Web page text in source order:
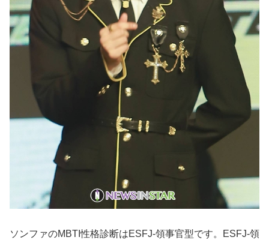
ソンファのMBTI性格診断はESFJ-領事官型です。ESFJ-領